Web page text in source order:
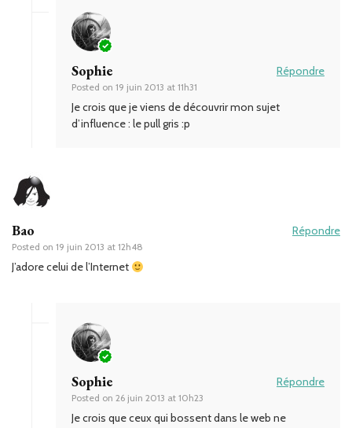
Sophie
Posted on 19 juin 2013 at 11h31
Répondre
Je crois que je viens de découvrir mon sujet
d’influence : le pull gris :p
Bao
Posted on 19 juin 2013 at 12h48
Répondre
J’adore celui de l’Internet
Sophie
Posted on 26 juin 2013 at 10h23
Répondre
Je crois que ceux qui bossent dans le web ne